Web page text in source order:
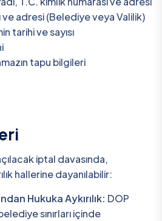
ve adresi (Belediye veya Valilik)
tarihi ve sayısı
tapu bilgileri
iptal davasında,
hallerine dayanılabilir:
Hukuka Aykırılık: DOP
sınırları içinde